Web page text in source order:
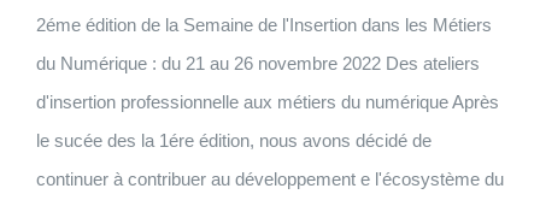
2éme édition de la Semaine de l'Insertion dans les Métiers
du Numérique : du 21 au 26 novembre 2022 Des ateliers
d'insertion professionnelle aux métiers du numérique Après
le sucée des la 1ére édition, nous avons décidé de
continuer à contribuer au développement e l'écosystème du